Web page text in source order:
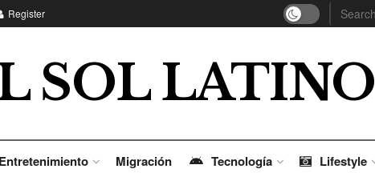
Register
SOL LATINO
Entretenimiento Migración Tecnología Lifestyle